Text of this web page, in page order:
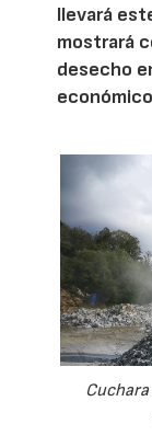
llevará
mostrará
desecho